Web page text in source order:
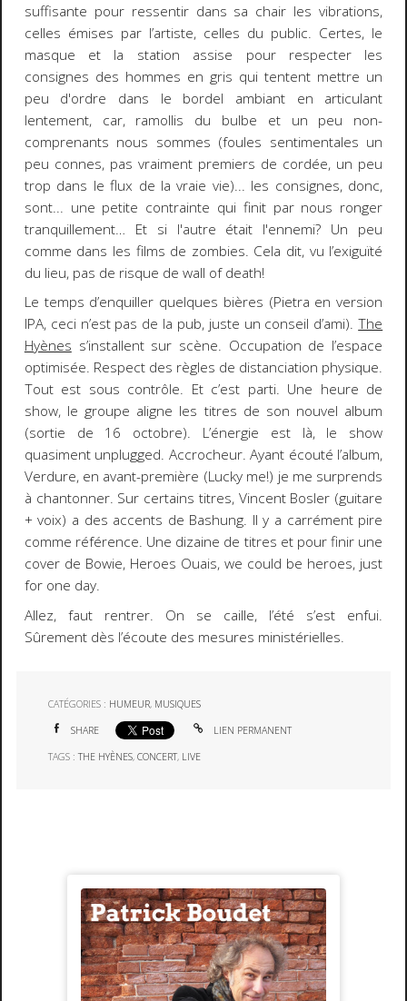
suffisante pour ressentir dans sa chair les vibrations,
celles émises par l’artiste, celles du public. Certes, le
masque et la station assise pour respecter les
consignes des hommes en gris qui tentent mettre un
peu d'ordre dans le bordel ambiant en articulant
lentement, car, ramollis du bulbe et un peu non-
comprenants nous sommes (foules sentimentales un
peu connes, pas vraiment premiers de cordée, un peu
trop dans le flux de la vraie vie)... les consignes, donc,
sont... une petite contrainte qui finit par nous ronger
tranquillement… Et si l'autre était l'ennemi? Un peu
comme dans les films de zombies. Cela dit, vu l’exiguïté
du lieu, pas de risque de wall of death!
Le temps d’enquiller quelques bières (Pietra en version
IPA, ceci n’est pas de la pub, juste un conseil d’ami).The
Hyènes s’installent sur scène. Occupation de l’espace
optimisée. Respect des règles de distanciation physique.
Tout est sous contrôle. Et c’est parti. Une heure de
show, le groupe aligne les titres de son nouvel album
(sortie de 16 octobre). L’énergie est là, le show
quasiment unplugged. Accrocheur. Ayant écouté l’album,
Verdure, en avant-première (Lucky me!) je me surprends
à chantonner. Sur certains titres, Vincent Bosler (guitare
+ voix) a des accents de Bashung. Il y a carrément pire
comme référence. Une dizaine de titres et pour finir une
cover de Bowie, Heroes Ouais, we could be heroes, just
for one day.
Allez, faut rentrer. On se caille, l’été s’est enfui.
Sûrement dès l’écoute des mesures ministérielles.
CATÉGORIES : HUMEUR, MUSIQUES
SHARE LIEN PERMANENT
TAGS :THE HYÈNES,CONCERT, LIVE